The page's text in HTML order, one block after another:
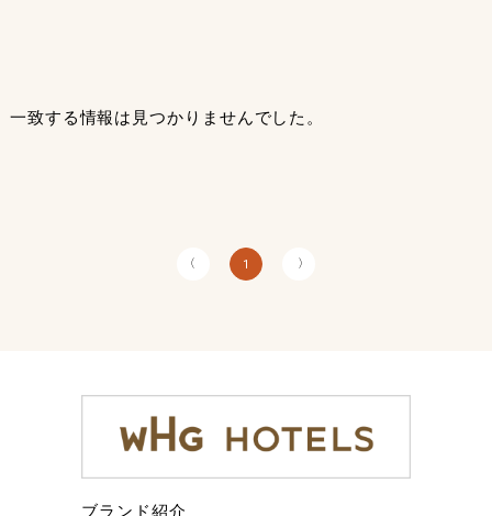
一致する情報は見つかりませんでした。
〈 1 〉
ブランド紹介